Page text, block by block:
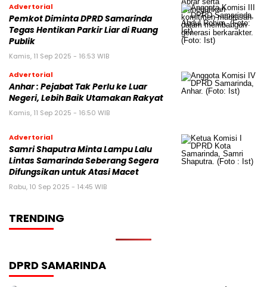
Advertorial
Pemkot Diminta DPRD Samarinda
Tegas Hentikan Parkir Liar di Ruang
Publik
Kamis, 11 Sep 2025 - 16:53 WIB
Advertorial
Anhar : Pejabat Tak Perlu ke Luar
Negeri, Lebih Baik Utamakan Rakyat
Kamis, 11 Sep 2025 - 16:50 WIB
Advertorial
Samri Shaputra Minta Lampu Lalu
Lintas Samarinda Seberang Segera
Difungsikan untuk Atasi Macet
Rabu, 10 Sep 2025 - 14:45 WIB
TRENDING
DPRD SAMARINDA